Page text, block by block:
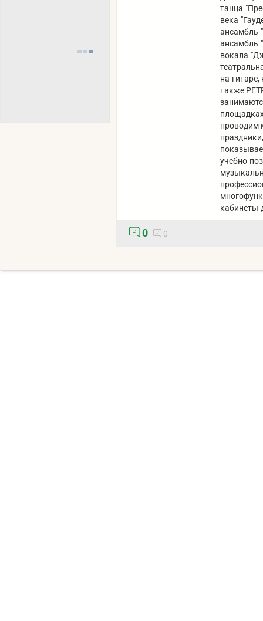
танца
века
ансамбль
ансамбль
вокала
на гитаре,
также
проводим
учебно-
кабинеты
0 0